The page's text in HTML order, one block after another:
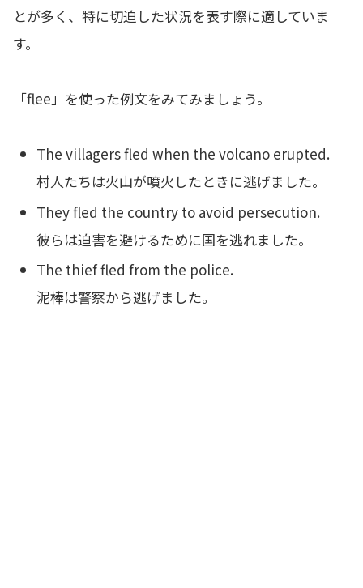
とが多く、特に切迫した状況を表す際に適していま
す。
「flee」を使った例文をみてみましょう。
The villagers fled when the volcano erupted.
村人たちは火山が噴火したときに逃げました。
They fled the country to avoid persecution.
彼らは迫害を避けるために国を逃れました。
The thief fled from the police.
泥棒は警察から逃げました。